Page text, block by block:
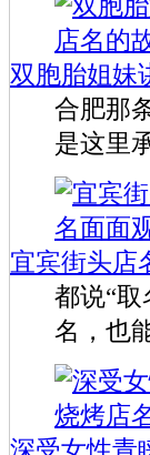
双胞胎姐妹
合肥那
是这里
宜宾街头店
都说“
名，也